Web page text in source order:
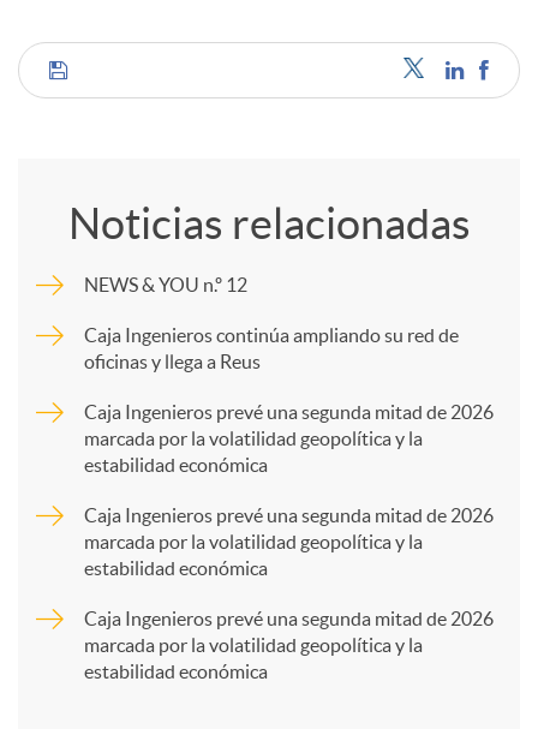
C
m
p
a
Noticias relacionadas
NEWS & YOU n.º 12
Caja Ingenieros continúa ampliando su red de
oficinas y llega a Reus
Caja Ingenieros prevé una segunda mitad de 2026
marcada por la volatilidad geopolítica y la
estabilidad económica
Caja Ingenieros prevé una segunda mitad de 2026
marcada por la volatilidad geopolítica y la
estabilidad económica
Caja Ingenieros prevé una segunda mitad de 2026
marcada por la volatilidad geopolítica y la
estabilidad económica